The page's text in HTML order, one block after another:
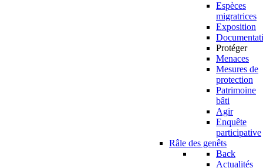
Espèces
migratrices
Exposition
Protéger
Menaces
Mesures de
protection
Patrimoine
bâti
Agir
Enquête
participative
Râle des genêts
Back
Actualités